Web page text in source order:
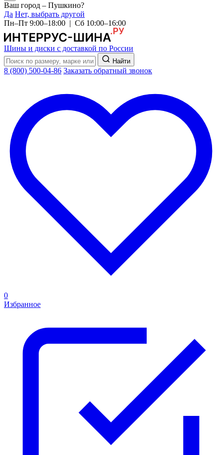
Ваш город – Пушкино?
Да Нет, выбрать другой
Пн–Пт 9:00–18:00 | Сб 10:00–16:00
Шины и диски с доставкой по России
Найти
8 (800) 500-04-86 Заказать обратный звонок
0
Избранное